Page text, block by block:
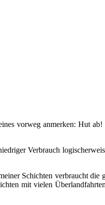
vorweg anmerken: Hut
Verbrauch
Schichten verbraucht
mit vielen